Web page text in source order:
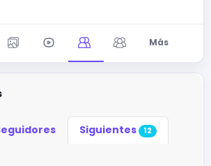
Más
Siguientes 12